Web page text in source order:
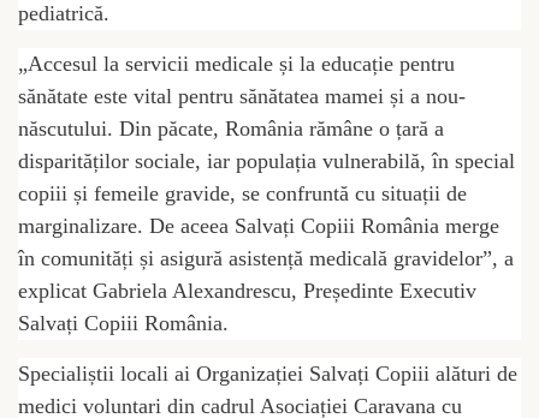
pediatrică.
„Accesul la servicii medicale și la educație pentru
sănătate este vital pentru sănătatea mamei și a nou-
născutului. Din păcate, România rămâne o țară a
disparităților sociale, iar populația vulnerabilă, în special
copiii și femeile gravide, se confruntă cu situații de
marginalizare. De aceea Salvați Copiii România merge
în comunități și asigură asistență medicală gravidelor”, a
explicat Gabriela Alexandrescu, Președinte Executiv
Salvați Copiii România.
Specialiștii locali ai Organizației Salvați Copiii alături de
medici voluntari din cadrul Asociației Caravana cu